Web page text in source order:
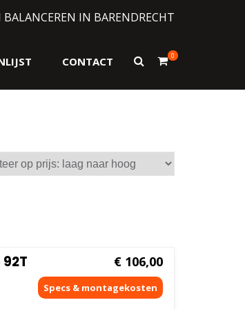
IN BARENDRECHT
CONTACT
Toon
0
€ 106,00